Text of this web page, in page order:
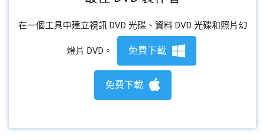
在一個工具中建立視訊 DVD 光碟、資料 DVD 光碟和照片幻
燈片 DVD。 免費下載
免費下載